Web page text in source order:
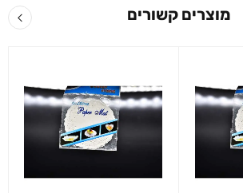
מוצרים קשורים